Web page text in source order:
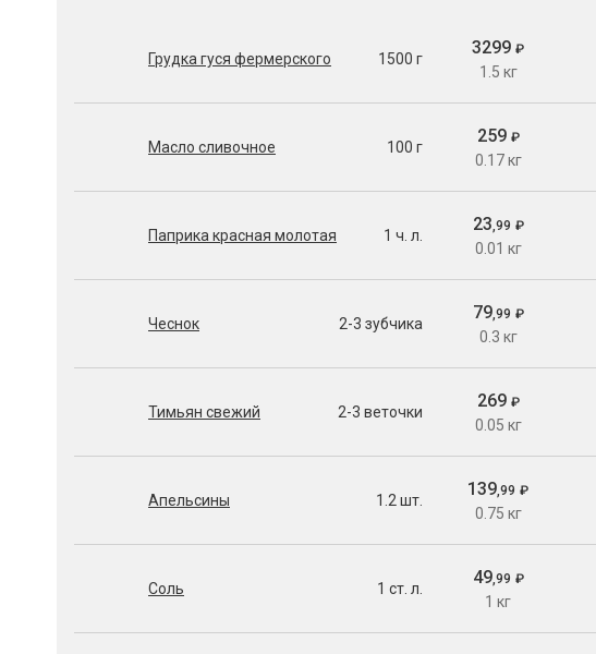
Грудка гуся фермерского 1500 г
3299 ₽
1.5 кг
Масло сливочное 100 г
259 ₽
0.17 кг
Паприка красная молотая 1 ч. л.
23,99 ₽
0.01 кг
Чеснок 2-3 зубчика
79,99 ₽
0.3 кг
Тимьян свежий 2-3 веточки
269 ₽
0.05 кг
Апельсины 1.2 шт.
139,99 ₽
0.75 кг
Соль 1 ст. л.
49,99 ₽
1 кг